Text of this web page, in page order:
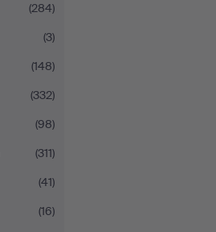
(284)
(3)
(148)
(332)
(98)
(311)
(41)
(16)